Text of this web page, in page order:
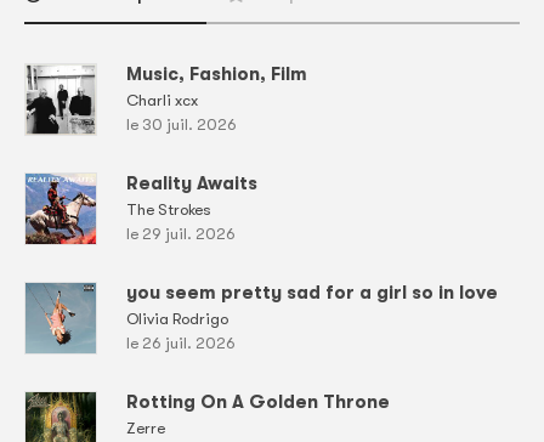
Music, Fashion, Film
Charli xcx
le 30 juil. 2026
Reality Awaits
The Strokes
le 29 juil. 2026
you seem pretty sad for a girl so in love
Olivia Rodrigo
le 26 juil. 2026
Rotting On A Golden Throne
Zerre